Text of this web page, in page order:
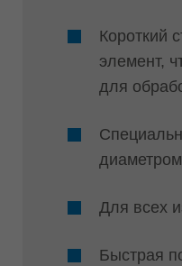
Короткий
элемент,
для
Для всех
Быстрая